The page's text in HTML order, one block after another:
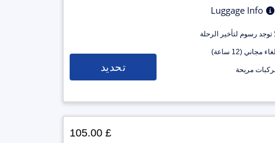
Luggage Info
توجد رسوم لتأخير الرحلة
إلغاء مجاني (12 ساعة)
مريحة تحديد
£ 105.00